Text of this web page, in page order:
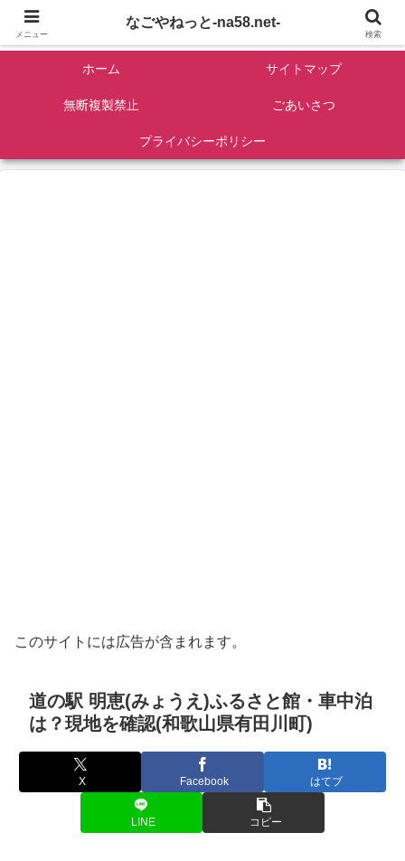
名古屋を中心に全国観光名所紹介/バンコンDIY/ゴロマル・よっちゃん夫婦のド
ホーム サイトマップ
無断複製禁止 ごあいさつ
プライバシーポリシー
このサイトには広告が含まれます。
道の駅 明恵(みょうえ)ふるさと館・車中泊
は？現地を確認(和歌山県有田川町)
X Facebook はてブ
LINE コピー
メニュー
なごやねっと-na58.net-
検索